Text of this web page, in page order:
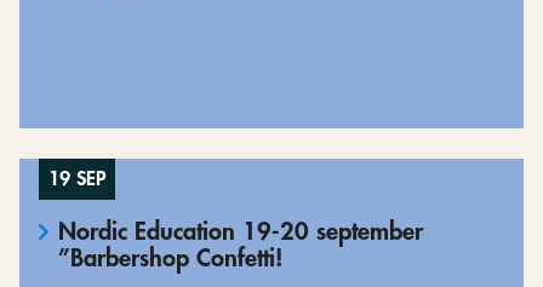
19 SEP
Nordic Education 19-20 september
”Barbershop Confetti!